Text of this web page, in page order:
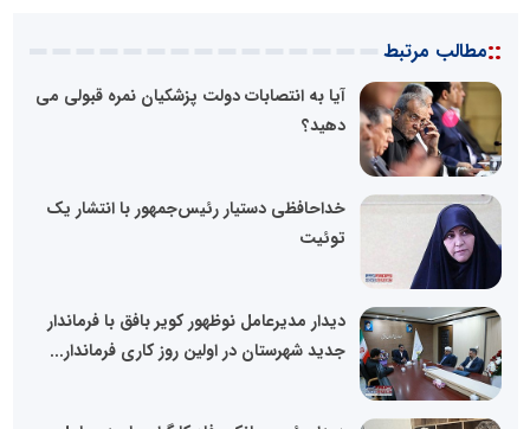
::مطالب مرتبط
آیا به انتصابات دولت پزشکیان نمره قبولی می
دهید؟
خداحافظی دستیار رئیس‌جمهور با انتشار یک
توئیت
دیدار مدیرعامل نوظهور کویر بافق با فرماندار
جدید شهرستان در اولین روز کاری فرماندار...